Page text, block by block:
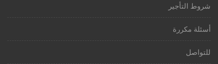
شروط التأجير
أسئلة مكررة
للتواصل